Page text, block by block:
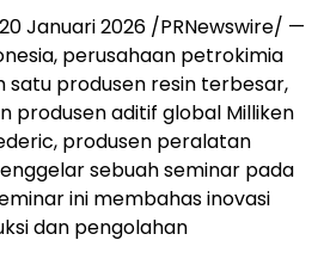
20 Januari 2026 /PRNewswire/ —
perusahaan petrokimia
satu produsen resin terbesar,
produsen aditif global Milliken
produsen peralatan
sebuah seminar pada
ini membahas inovasi
dan pengolahan